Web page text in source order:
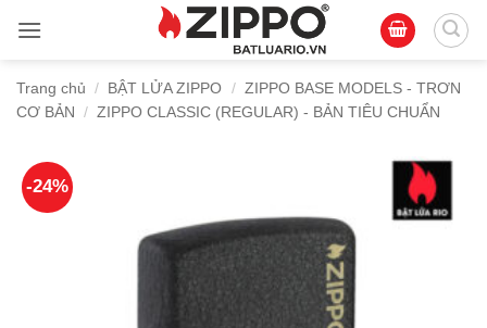
qua
dungTrang chủ / BẬT LỬA ZIPPO / ZIPPO BASE MODELS - TRƠN
CƠ BẢN / ZIPPO CLASSIC (REGULAR) - BẢN TIÊU CHUẨN
-24%